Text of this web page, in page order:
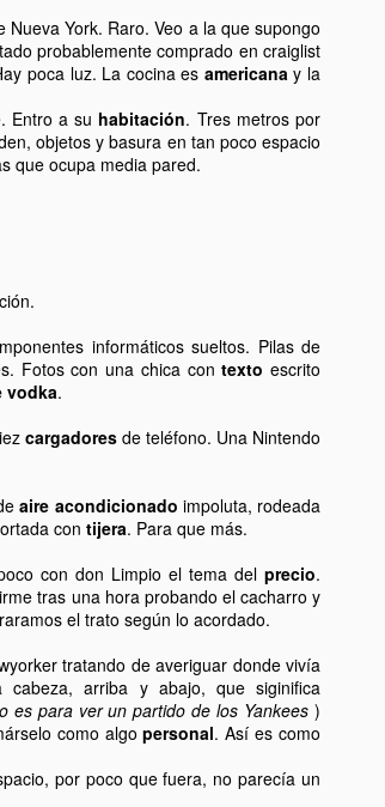
Nueva York. Raro. Veo a la que supongo
probablemente comprado en craiglist
poca luz. La cocina es americanay la
Entro a su habitación. Tres metros por
objetos y basura en tan poco espacio
que ocupa media pared.
informáticos sueltos. Pilas de
Fotos con una chica contexto escrito
vodka.
cargadoresde teléfono. Una Nintendo
aire acondicionado impoluta, rodeada
con tijera. Para que más.
con don Limpio el tema del precio.
tras una hora probando el cacharro y
el trato según lo acordado.
tratando de averiguar donde vivía
arriba y abajo, que siginifica
es para ver un partido de los Yankees )
como algopersonal. Así es como
por poco que fuera, no parecía un
que he
Confío en que un día pueda leer
los avatares por los que pasaron
sus padres para tenerle en este
calles de
unos
de
mundo
sus
escaleras
pero
por 8
y
charlas